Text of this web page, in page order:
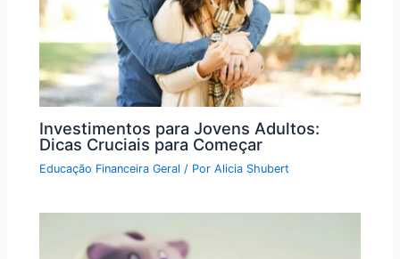
Investimentos para Jovens Adultos:
Dicas Cruciais para Começar
Educação Financeira Geral / PorAlicia Shubert